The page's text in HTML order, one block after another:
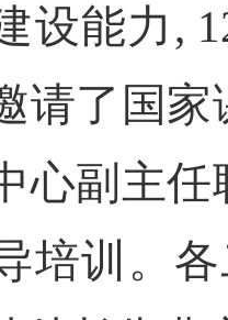
设能力,
请了国
心副主
培训。